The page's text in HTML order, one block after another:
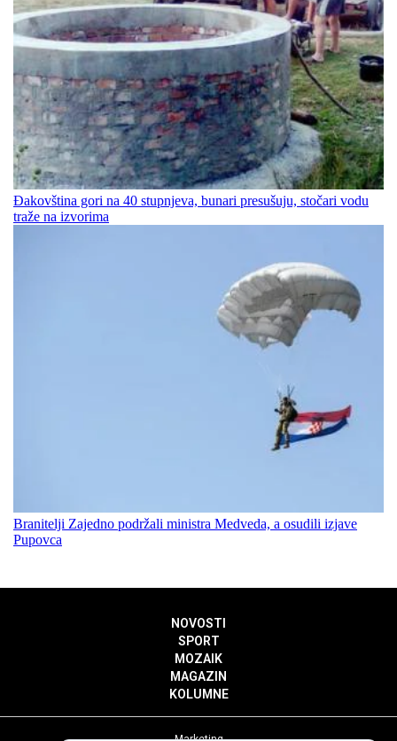
Đakovština gori na 40 stupnjeva, bunari presušuju, stočari vodu
traže na izvorima
Branitelji Zajedno podržali ministra Medveda, a osudili izjave
Pupovca
NOVOSTI
SPORT
MOZAIK
MAGAZIN
KOLUMNE